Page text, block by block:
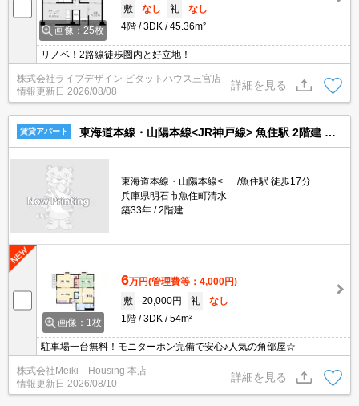
画像：25枚
敷
なし 礼
なし
4階
3DK 45.36m²
リノベ！2路線徒歩圏内と好立地！
株式会社ライブデザイン ピタットハウス三宮店
情報更新日 2026/08/08
詳細を見る
賃貸アパート 東海道本線・山陽本線<JR神戸線> 魚住駅 2階建 築33年
東海道本線・山陽本線<･･･/魚住駅 徒歩17分
兵庫県明石市魚住町清水
築33年
2階建
画像：1枚
6万円(管理費等：4,000円)
敷
20,000円 礼
なし
1階
3DK 54m²
駐車場一台無料！モニターホン完備で安心♪人気の角部屋☆
株式会社Meiki Housing 本店
情報更新日 2026/08/10
詳細を見る